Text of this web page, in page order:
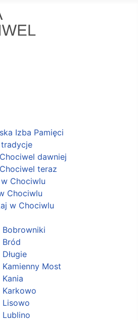
Izba Pamięci
dawniej
teraz
Chociwlu
Chociwlu
w Chociwlu
Bobrowniki
Bród
Kamienny Most
Kania
Karkowo
Lisowo
Lublino